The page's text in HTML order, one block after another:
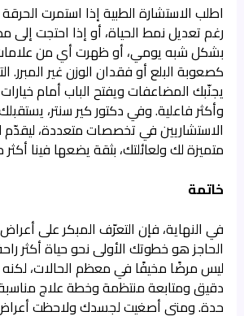
اطلب الاستشارة الطبية إذا استمرت
رغم تعديل نمط الحياة، أو إذا احتجت
بشكل شبه يومي، أو ظهرت أي من علامات
كصعوبة البلع أو فقدان الوزن غير المبرر.
يجنّبك المضاعفات ويفتح الباب أمام
وأكثر فاعلية. وفيدكتور كير سنتر،
الاستشاريين في تخصصات متعددة،
متميزة لك ولعائلتك، بثقة يضعها فينا أكثر من 10,000
خاتمة
في النهاية، فإن التعرّف المبكر على
الحاجز هو خطوتك الأولى نحو حياة أكثر
ليس مرضًا مخيفًا في معظم الحالات،
دقيق ومتابعة منتظمة وخطة علاج
حدة. ومتى أصغيت لجسدك ولاحظت